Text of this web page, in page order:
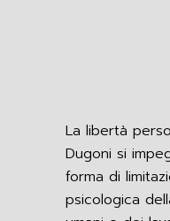
La libertà
Dugoni si
forma di
psicologica